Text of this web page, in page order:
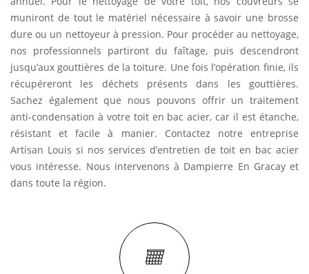
muniront de tout le matériel nécessaire à savoir une brosse
dure ou un nettoyeur à pression. Pour procéder au nettoyage,
nos professionnels partiront du faîtage, puis descendront
jusqu’aux gouttières de la toiture. Une fois l’opération finie, ils
récupéreront les déchets présents dans les gouttières.
Sachez également que nous pouvons offrir un traitement
anti-condensation à votre toit en bac acier, car il est étanche,
résistant et facile à manier. Contactez notre entreprise
Artisan Louis si nos services d’entretien de toit en bac acier
vous intéresse. Nous intervenons à Dampierre En Gracay et
dans toute la région.